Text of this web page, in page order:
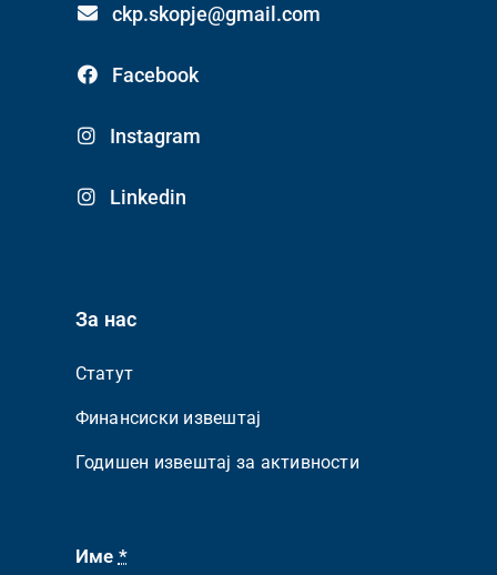
ckp.skopje@gmail.com
Facebook
Instagram
Linkedin
За нас
Статут
Финансиски извештај
Годишен извештај за активности
Име *